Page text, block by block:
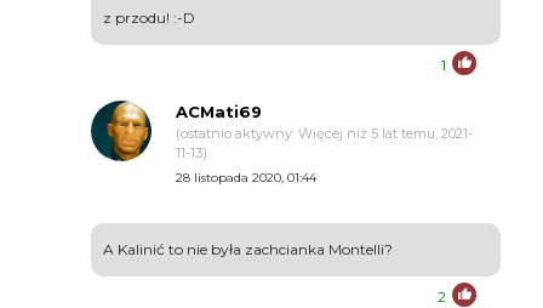
z przodu! :-D
1
ACMati69
(ostatnio aktywny: Więcej niż 5 lat temu, 2021-
11-13)
28 listopada 2020, 01:44
A Kalinić to nie była zachcianka Montelli?
2